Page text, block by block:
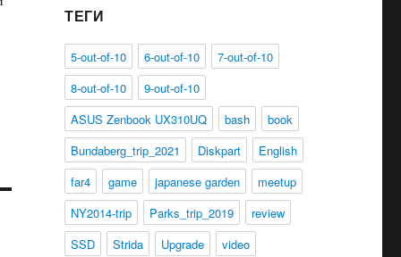
ТЕГИ
5-out-of-10 6-out-of-10
7-out-of-10
8-out-of-10
9-out-of-10
ASUS Zenbook UX310UQ
bash
book
Bundaberg_trip_2021
Diskpart
English
far4
game japanese garden
meetup
NY2014-trip
Parks_trip_2019
review
SSD
Strida Upgrade
video